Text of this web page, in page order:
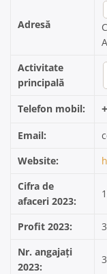
Adresă
Activitate
principală
Telefon mobil:
Email:
Website:
Cifra de
afaceri 2023:
Profit 2023:
Nr. angajați
2023:
3